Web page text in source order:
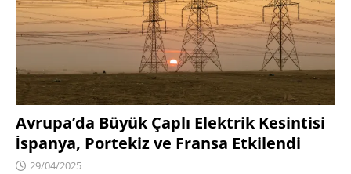
Avrupa’da Büyük Çaplı Elektrik Kesintisi
İspanya, Portekiz ve Fransa Etkilendi
29/04/2025